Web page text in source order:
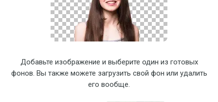
Добавьте изображение и выберите один из готовых
фонов. Вы также можете загрузить свой фон или удалить
его вообще.